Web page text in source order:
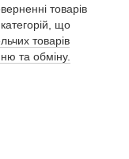
товарів
що
товарів
та обміну.